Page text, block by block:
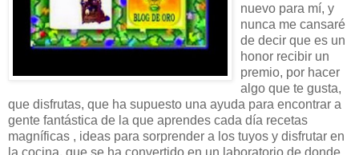
nuevo para mí, y
nunca me cansaré
de decir que es un
honor recibir un
premio, por hacer
algo que te gusta,
que disfrutas, que ha supuesto una ayuda para encontrar a
gente fantástica de la que aprendes cada día recetas
magníficas , ideas para sorprender a los tuyos y disfrutar en
la cocina, que se ha convertido en un laboratorio de donde